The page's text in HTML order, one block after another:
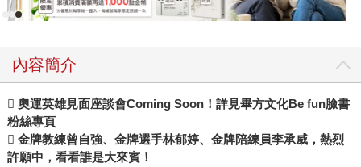
內容簡介
 奧運英雄見面座談會Coming Soon！詳見畢方文化Be fun臉書
粉絲專頁
 金牌教練曾自強、金牌選手林郁婷、金牌陪練員李承威，熱烈
許願中，看看誰是大來賓！